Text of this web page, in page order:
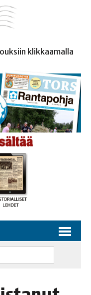
klikkaamalla